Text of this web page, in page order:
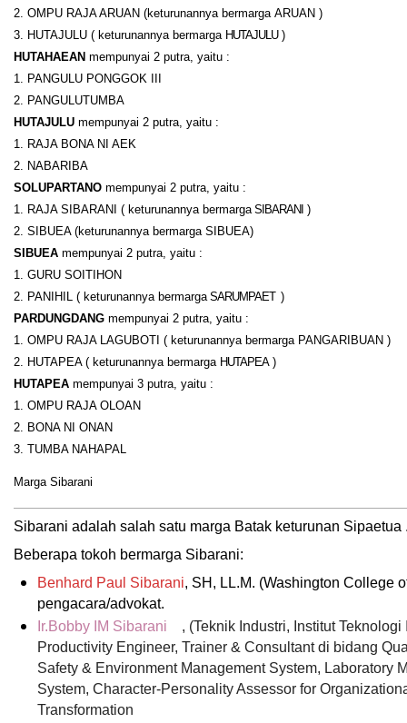
2. OMPU RAJA ARUAN (keturunannya bermargaARUAN )
3. HUTAJULU ( keturunannya bermarga HUTAJULU)
HUTAHAEAN mempunyai 2 putra, yaitu :
1. PANGULU PONGGOK III
2. PANGULUTUMBA
HUTAJULU mempunyai 2 putra, yaitu :
1. RAJA BONA NI AEK
2. NABARIBA
SOLUPARTANO mempunyai 2 putra, yaitu :
1. RAJA SIBARANI ( keturunannya bermargaSIBARANI )
2. SIBUEA (keturunannya bermargaSIBUEA)
SIBUEA mempunyai 2 putra, yaitu :
1. GURU SOITIHON
2. PANIHIL ( keturunannya bermargaSARUMPAET )
PARDUNGDANG mempunyai 2 putra, yaitu :
1. OMPU RAJA LAGUBOTI ( keturunannya bermargaPANGARIBUAN )
2. HUTAPEA ( keturunannya bermarga HUTAPEA)
HUTAPEA mempunyai 3 putra, yaitu :
1. OMPU RAJA OLOAN
2. BONA NI ONAN
3. TUMBA NAHAPAL
Marga Sibarani
Sibarani adalah salah satu marga Batak keturunan Sipaetua
Beberapa tokoh bermarga Sibarani:
Benhard Paul Sibarani, SH, LL.M. (Washington College
pengacara/advokat.
Ir.Bobby IM Sibarani
, (Teknik Industri, Institut Teknologi
Productivity Engineer, Trainer & Consultant di bidang
Safety & Environment Management System, Laboratory
System, Character-Personality Assessor for
Transformation